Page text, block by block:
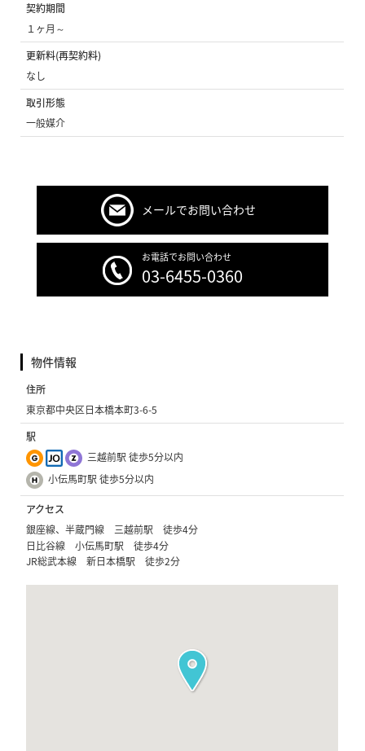
契約期間
１ヶ月～
更新料(再契約料)
なし
取引形態
一般媒介
メールでお問い合わせ
お電話でお問い合わせ
03-6455-0360
物件情報
住所
東京都中央区日本橋本町3-6-5
駅
三越前駅 徒歩5分以内
小伝馬町駅 徒歩5分以内
アクセス
銀座線、半蔵門線 三越前駅 徒歩4分
日比谷線 小伝馬町駅 徒歩4分
JR総武本線 新日本橋駅 徒歩2分